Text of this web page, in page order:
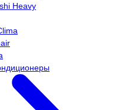
Heavy